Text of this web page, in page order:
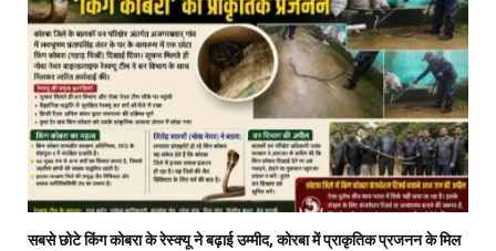
सबसे छोटे किंग कोबरा के रेस्क्यू ने बढ़ाई उम्मीद, कोरबा में प्राकृतिक प्रजनन के मिल